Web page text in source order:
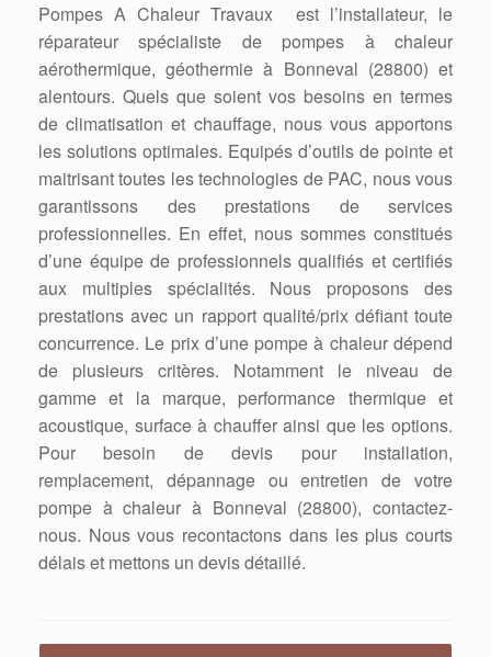
Pompes A Chaleur Travaux est l’installateur, le
réparateur spécialiste de pompes à chaleur
aérothermique, géothermie à Bonneval (28800) et
alentours. Quels que soient vos besoins en termes
de climatisation et chauffage, nous vous apportons
les solutions optimales. Equipés d’outils de pointe et
maitrisant toutes les technologies de PAC, nous vous
garantissons des prestations de services
professionnelles. En effet, nous sommes constitués
d’une équipe de professionnels qualifiés et certifiés
aux multiples spécialités. Nous proposons des
prestations avec un rapport qualité/prix défiant toute
concurrence. Le prix d’une pompe à chaleur dépend
de plusieurs critères. Notamment le niveau de
gamme et la marque, performance thermique et
acoustique, surface à chauffer ainsi que les options.
Pour besoin de devis pour installation,
remplacement, dépannage ou entretien de votre
pompe à chaleur à Bonneval (28800), contactez-
nous. Nous vous recontactons dans les plus courts
délais et mettons un devis détaillé.